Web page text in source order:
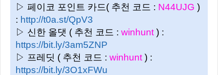
▷ 페이코 포인트 카드( 추천 코드 : N44UJG )
: http://t0a.st/QpV3
▷ 신한 올댓 ( 추천 코드 : winhunt ) :
https://bit.ly/3am5ZNP
▷ 프레딧 ( 추천 코드 : winhunt ) :
https://bit.ly/3O1xFWu